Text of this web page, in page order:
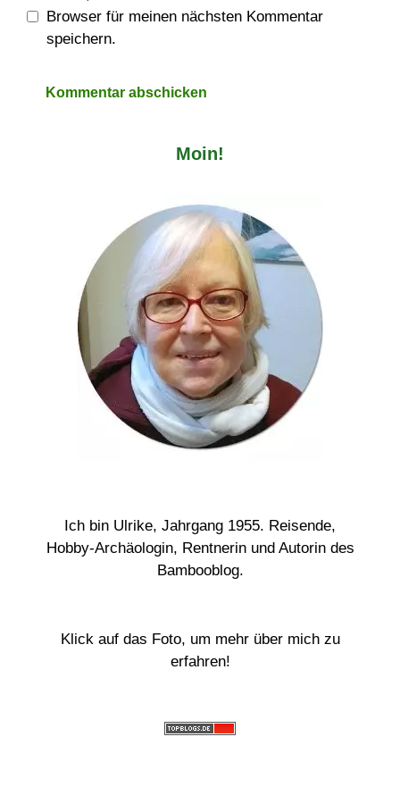
Browser für meinen nächsten Kommentar
speichern.
Moin!
Ich bin Ulrike, Jahrgang 1955. Reisende,
Hobby-Archäologin, Rentnerin und Autorin des
Bambooblog.
Klick auf das Foto, um mehr über mich zu
erfahren!